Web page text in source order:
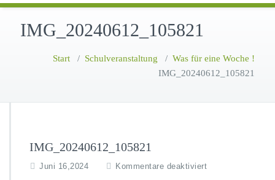
IMG_20240612_105821
Start / Schulveranstaltung / Was für eine Woche !
IMG_20240612_105821
IMG_20240612_105821
Juni 16,2024 Kommentare deaktiviert